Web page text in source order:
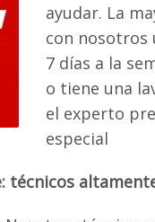
ayudar. La
con nosotros
7 días a la
o tiene una
el experto
especial
técnicos